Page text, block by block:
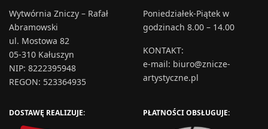
Wytwórnia Zniczy – Rafał
Abramowski
ul. Mostowa 82
05-310 Kałuszyn
NIP: 8222395948
REGON: 523364935
Poniedziałek-Piątek w
godzinach 8.00 – 14.00
KONTAKT:
e-mail: biuro@znicze-
artystyczne.pl
DOSTAWĘ REALIZUJE: PŁATNOŚCI OBSŁUGUJE: